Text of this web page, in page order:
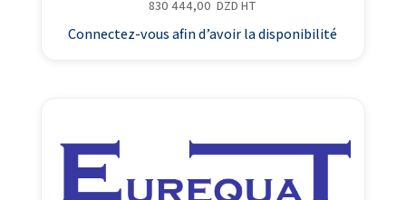
830 444,00 DZD HT
Connectez-vous afin d’avoir la disponibilité